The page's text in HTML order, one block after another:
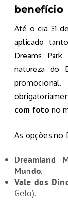
benefício
Até o dia 31
aplicado
Dreams
natureza do
com foto no
As opções no
Dreamland
Mundo.
Vale dos
Gelo).